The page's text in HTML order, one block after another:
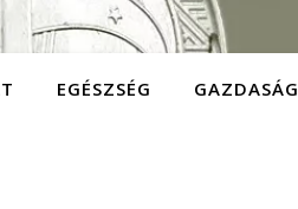
EGÉSZSÉG GAZDASÁG